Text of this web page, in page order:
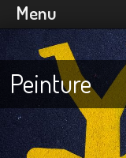
Menu
Peinture